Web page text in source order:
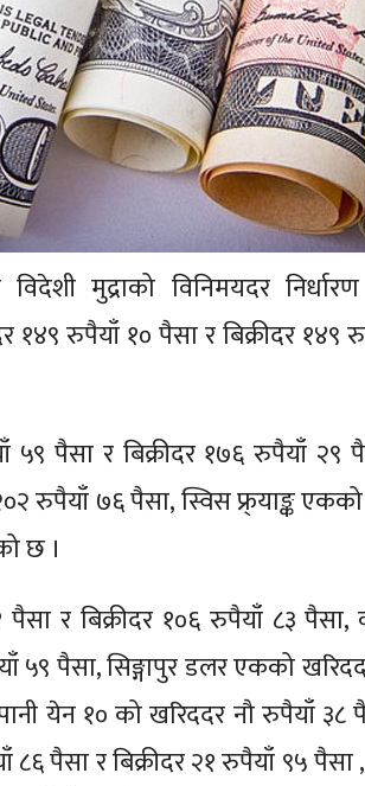
मुद्राको विनिमयदर
रुपैयाँ १० पैसा र बिक्रीदर १४९
पैसा र बिक्रीदर १७६ रुपैयाँ २९
रुपैयाँ ७६ पैसा, स्विस फ्र्याङ्क
छ ।
र बिक्रीदर १०६ रुपैयाँ ८३
५९ पैसा, सिङ्गापुर डलर एकको
येन १० को खरिददर नौ रुपैयाँ ३८
पैसा र बिक्रीदर २१ रुपैयाँ ९५ पैसा